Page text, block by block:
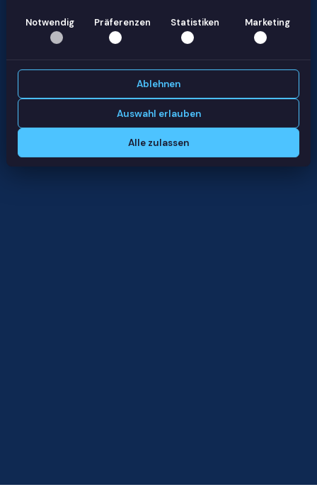
Notwendig Präferenzen Statistiken Marketing
Ablehnen
Auswahl erlauben
Alle zulassen